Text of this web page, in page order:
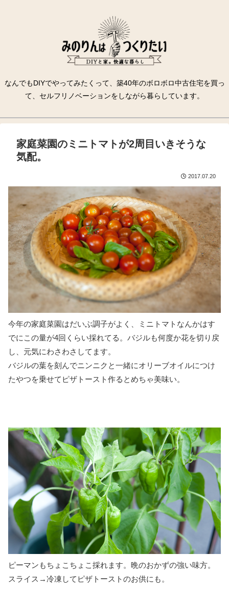
なんでもDIYでやってみたくって、築40年のボロボロ中古住宅を買っ
て、セルフリノベーションをしながら暮らしています。
家庭菜園のミニトマトが2周目いきそうな
気配。
2017.07.20
今年の家庭菜園はだいぶ調子がよく、ミニトマトなんかはす
でにこの量が4回くらい採れてる。バジルも何度か花を切り戻
し、元気にわさわさしてます。
バジルの葉を刻んでニンニクと一緒にオリーブオイルにつけ
たやつを乗せてピザトースト作るとめちゃ美味い。
ピーマンもちょこちょこ採れます。晩のおかずの強い味方。
スライス→冷凍してピザトーストのお供にも。